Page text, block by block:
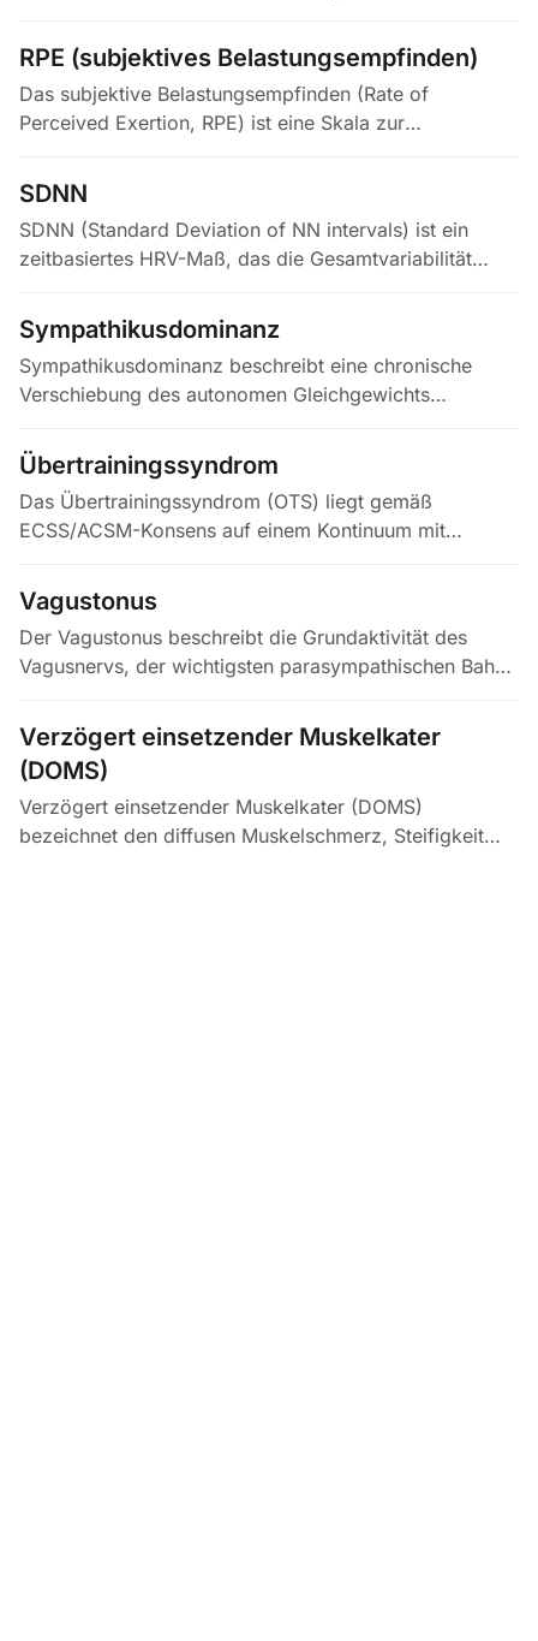
aufeinanderfolgenden…
RPE (subjektives Belastungsempfinden)
Das subjektive Belastungsempfinden (Rate of
Perceived Exertion, RPE) ist eine Skala zur
üblicherweise auf der Borg-Skala von 6 bis 20…
SDNN
SDNN (Standard Deviation of NN intervals) ist ein
zeitbasiertes HRV-Maß, das die Gesamtvariabilität
Force-Standards wird SDNN…
Sympathikusdominanz
Sympathikusdominanz beschreibt eine chronische
Verschiebung des autonomen Gleichgewichts
gegenüber dem Parasympathikustonus,…
Übertrainingssyndrom
Das Übertrainingssyndrom (OTS) liegt gemäß
ECSS/ACSM-Konsens auf einem Kontinuum mit
Overreaching (NFOR). Es ist ein fehladaptiver…
Vagustonus
Der Vagustonus beschreibt die Grundaktivität des
Vagusnervs, der wichtigsten parasympathischen Bahn,
Darm verbindet. Ein hoher…
Verzögert einsetzender Muskelkater
(DOMS)
Verzögert einsetzender Muskelkater (DOMS)
bezeichnet den diffusen Muskelschmerz, Steifigkeit